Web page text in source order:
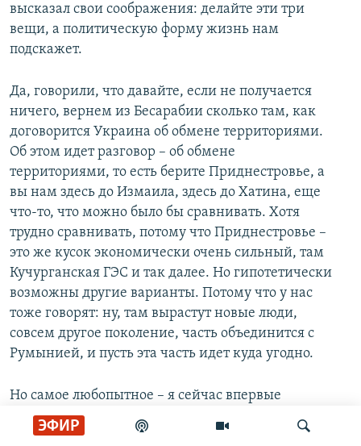
ЭФИР
высказал свои соображения: делайте эти три
вещи, а политическую форму жизнь нам
подскажет.
Да, говорили, что давайте, если не получается
ничего, вернем из Бесарабии сколько там, как
договорится Украина об обмене территориями.
Об этом идет разговор – об обмене
территориями, то есть берите Приднестровье, а
вы нам здесь до Измаила, здесь до Хатина, еще
что-то, что можно было бы сравнивать. Хотя
трудно сравнивать, потому что Приднестровье –
это же кусок экономически очень сильный, там
Кучурганская ГЭС и так далее. Но гипотетически
возможны другие варианты. Потому что у нас
тоже говорят: ну, там вырастут новые люди,
совсем другое поколение, часть объединится с
Румынией, и пусть эта часть идет куда угодно.
Но самое любопытное – я сейчас впервые
публично говорю об этом – в прошлом году было
20 лет "цветочным мостам", в 1990 году было